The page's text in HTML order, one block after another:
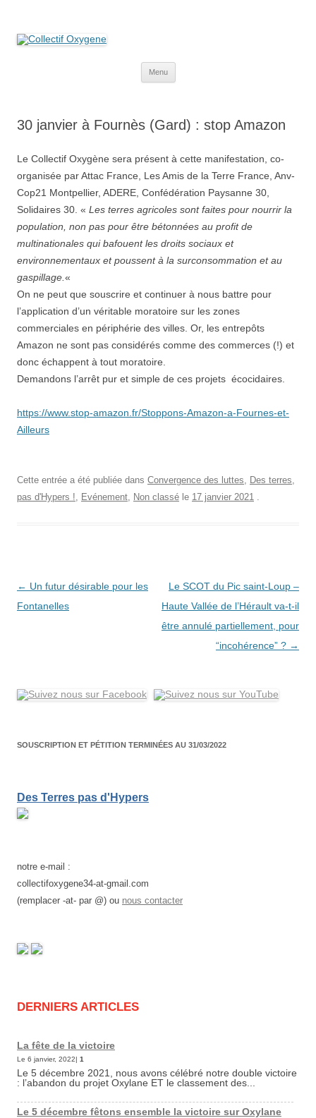
Menu
30 janvier à Fournès (Gard) : stop Amazon
Le Collectif Oxygène sera présent à cette manifestation, co-
organisée par Attac France, Les Amis de la Terre France, Anv-
Cop21 Montpellier, ADERE, Confédération Paysanne 30,
Solidaires 30. « Les terres agricoles sont faites pour nourrir la
population, non pas pour être bétonnées au profit de
multinationales qui bafouent les droits sociaux et
environnementaux et poussent à la surconsommation et au
gaspillage. «
On ne peut que souscrire et continuer à nous battre pour
l’application d’un véritable moratoire sur les zones
commerciales en périphérie des villes. Or, les entrepôts
Amazon ne sont pas considérés comme des commerces (!) et
donc échappent à tout moratoire.
Demandons l’arrêt pur et simple de ces projets écocidaires.
https://www.stop-amazon.fr/Stoppons-Amazon-a-Fournes-et-
Ailleurs
Cette entrée a été publiée dans Convergence des luttes, Des terres,
pas d'Hypers !, Evénement, Non classé le 17 janvier 2021 .
Navigation
des
← Un futur désirable pour les
Fontanelles
Le SCOT du Pic saint-Loup –
Haute Vallée de l’Hérault va-t-il
être annulé partiellement, pour
“incohérence” ? →
SOUSCRIPTION ET PÉTITION TERMINÉES AU 31/03/2022
Des Terres pas d'Hypers
notre e-mail :
collectifoxygene34-at-gmail.com
(remplacer -at- par @) ou nous contacter
DERNIERS ARTICLES
La fête de la victoire
Le 6 janvier, 2022| 1
Le 5 décembre 2021, nous avons célébré notre double victoire
: l’abandon du projet Oxylane ET le classement des...
Le 5 décembre fêtons ensemble la victoire sur Oxylane